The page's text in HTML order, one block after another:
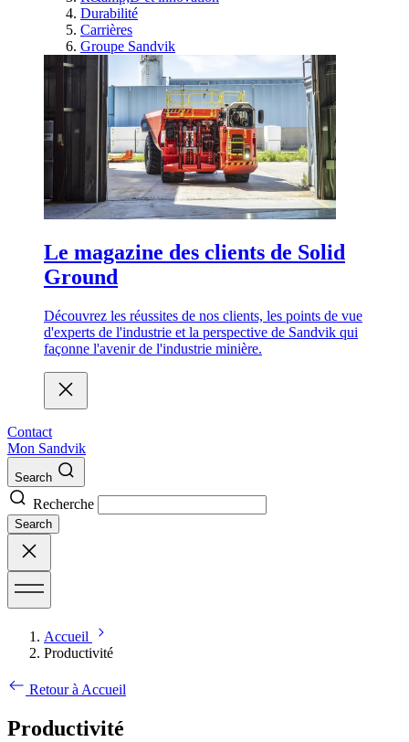
Durabilité
Carrières
Groupe Sandvik
Le magazine des clients de Solid
Ground
Découvrez les réussites de nos clients, les points de vue
d'experts de l'industrie et la perspective de Sandvik qui
façonne l'avenir de l'industrie minière.
Contact
Mon Sandvik
Search
Recherche
Search
Accueil
Productivité
Retour à Accueil
Productivité